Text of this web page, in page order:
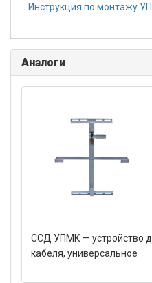
Инструкция по монтажу
Аналоги
ССД УПМК — устройство
кабеля, универсальное